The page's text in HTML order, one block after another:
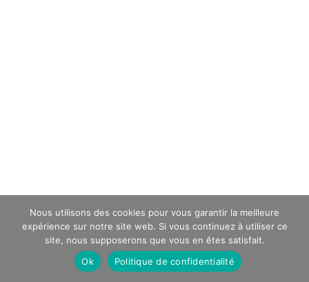
Nous utilisons des cookies pour vous garantir la meilleure
expérience sur notre site web. Si vous continuez à utiliser ce
site, nous supposerons que vous en êtes satisfait.
Ok
Politique de confidentialité